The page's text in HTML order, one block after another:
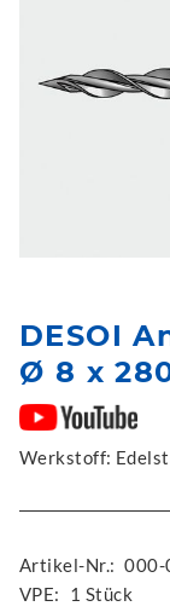
DESOI
Ø 8 x
Werkstoff:
Artikel-Nr.: 000-
VPE:
1 Stück